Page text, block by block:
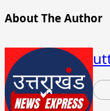
About The Author